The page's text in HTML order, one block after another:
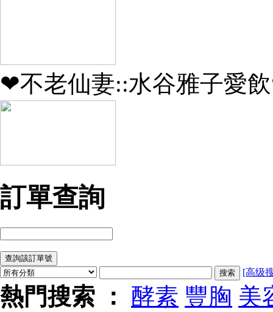
❤不老仙妻::水谷雅子愛
訂單查詢
[高级
熱門搜索 ： 酵素 豐胸 美